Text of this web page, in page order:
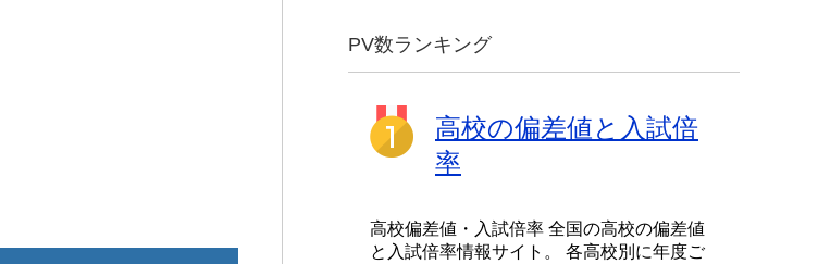
PV数ランキング
高校の偏差値と入試倍
率
高校偏差値・入試倍率 全国の高校の偏差値
と入試倍率情報サイト。 各高校別に年度ご